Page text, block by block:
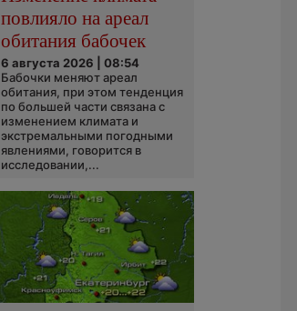
повлияло на ареал
обитания бабочек
6 августа 2026 | 08:54
Бабочки меняют ареал
обитания, при этом тенденция
по большей части связана с
изменением климата и
экстремальными погодными
явлениями, говорится в
исследовании,...